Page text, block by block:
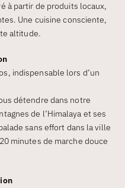
à partir de produits locaux,
Une cuisine consciente,
altitude.
indispensable lors d’un
détendre dans notre
de l’Himalaya et ses
sans effort dans la ville
minutes de marche douce